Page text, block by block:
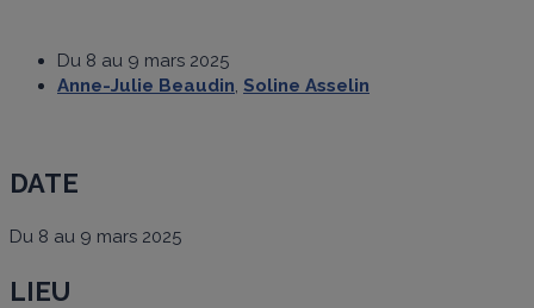
Du 8 au 9 mars 2025
Anne-Julie Beaudin Soline Asselin
DATE
Du 8 au 9 mars 2025
LIEU